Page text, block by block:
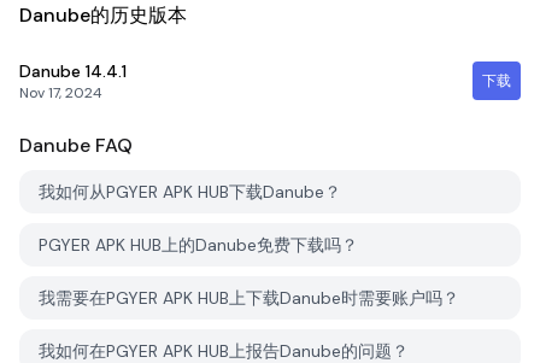
Danube的历史版本
Danube 14.4.1
Nov 17, 2024
下载
Danube FAQ
我如何从PGYER APK HUB下载Danube？
PGYER APK HUB上的Danube免费下载吗？
我需要在PGYER APK HUB上下载Danube时需要账户吗？
我如何在PGYER APK HUB上报告Danube的问题？